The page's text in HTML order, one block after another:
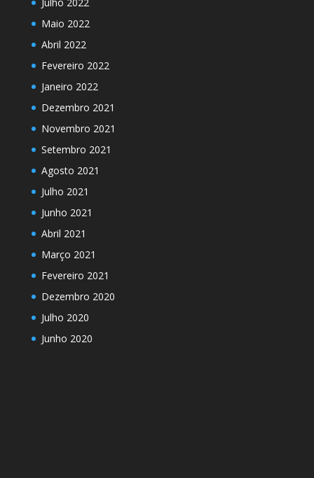
Maio 2022
Abril 2022
Fevereiro 2022
Janeiro 2022
Dezembro 2021
Novembro 2021
Setembro 2021
Agosto 2021
Julho 2021
Junho 2021
Abril 2021
Março 2021
Fevereiro 2021
Dezembro 2020
Julho 2020
Junho 2020